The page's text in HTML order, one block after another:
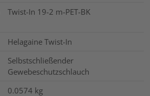
Twist-In 19-2 m-PET-BK
Helagaine Twist-In
Selbstschließender
Gewebeschutzschlauch
0.0574 kg